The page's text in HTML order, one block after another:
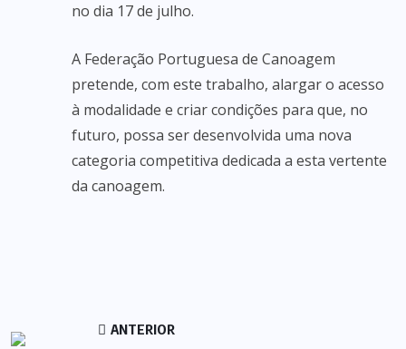
no dia 17 de julho.
A Federação Portuguesa de Canoagem
pretende, com este trabalho, alargar o acesso
à modalidade e criar condições para que, no
futuro, possa ser desenvolvida uma nova
categoria competitiva dedicada a esta vertente
da canoagem.
ANTERIOR